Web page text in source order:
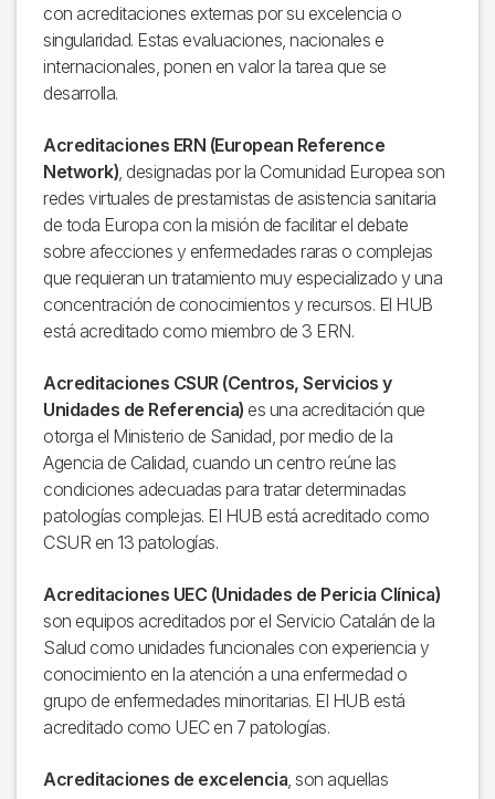
con acreditaciones externas por su excelencia o
singularidad. Estas evaluaciones, nacionales e
internacionales, ponen en valor la tarea que se
desarrolla.
Acreditaciones ERN (European Reference
Network) , designadas por la Comunidad Europea son
redes virtuales de prestamistas de asistencia sanitaria
de toda Europa con la misión de facilitar el debate
sobre afecciones y enfermedades raras o complejas
que requieran un tratamiento muy especializado y una
concentración de conocimientos y recursos. El HUB
está acreditado como miembro de 3 ERN.
Acreditaciones CSUR (Centros, Servicios y
Unidades de Referencia) es una acreditación que
otorga el Ministerio de Sanidad, por medio de la
Agencia de Calidad, cuando un centro reúne las
condiciones adecuadas para tratar determinadas
patologías complejas. El HUB está acreditado como
CSUR en 13 patologías.
Acreditaciones UEC (Unidades de Pericia Clínica)
son equipos acreditados por el Servicio Catalán de la
Salud como unidades funcionales con experiencia y
conocimiento en la atención a una enfermedad o
grupo de enfermedades minoritarias. El HUB está
acreditado como UEC en 7 patologías.
Acreditaciones de excelencia , son aquellas